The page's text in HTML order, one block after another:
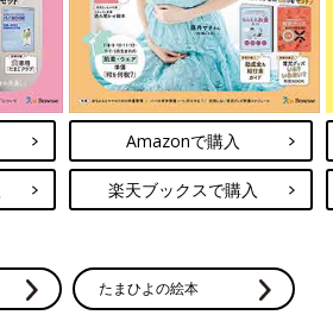
Amazonで購入
楽天ブックスで購入
たまひよの絵本